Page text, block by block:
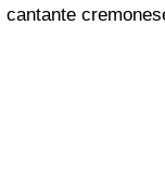
cantante